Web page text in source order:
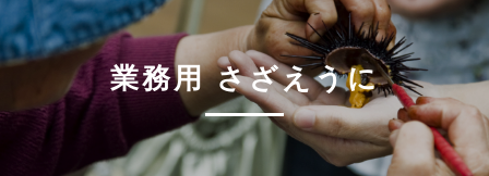
業務用 さざえうに